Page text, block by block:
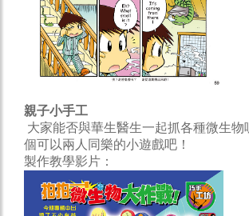
親子小手工
大家能否與華生醫生一起抓各種微生物
個可以兩人同樂的小遊戲吧！
製作教學影片：